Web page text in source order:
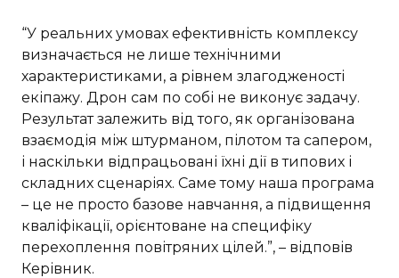
“У реальних умовах ефективність комплексу
визначається не лише технічними
характеристиками, а рівнем злагодженості
екіпажу. Дрон сам по собі не виконує задачу.
Результат залежить від того, як організована
взаємодія між штурманом, пілотом та сапером,
і наскільки відпрацьовані їхні дії в типових і
складних сценаріях. Саме тому наша програма
– це не просто базове навчання, а підвищення
кваліфікації, орієнтоване на специфіку
перехоплення повітряних цілей.”, – відповів
Керівник.